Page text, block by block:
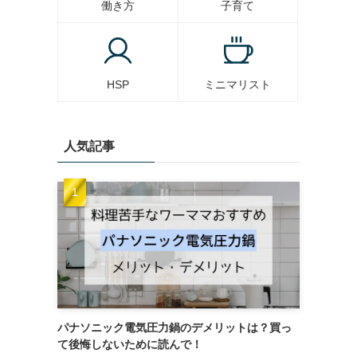
働き方 子育て
HSP ミニマリスト
人気記事
パナソニック電気圧力鍋のデメリットは？買っ
て後悔しないために読んで！